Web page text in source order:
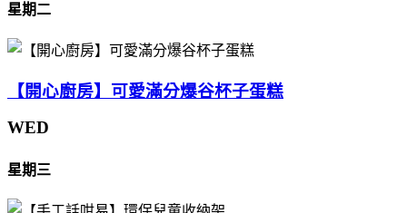
星期二
【開心廚房】可愛滿分爆谷杯子蛋糕
WED
星期三